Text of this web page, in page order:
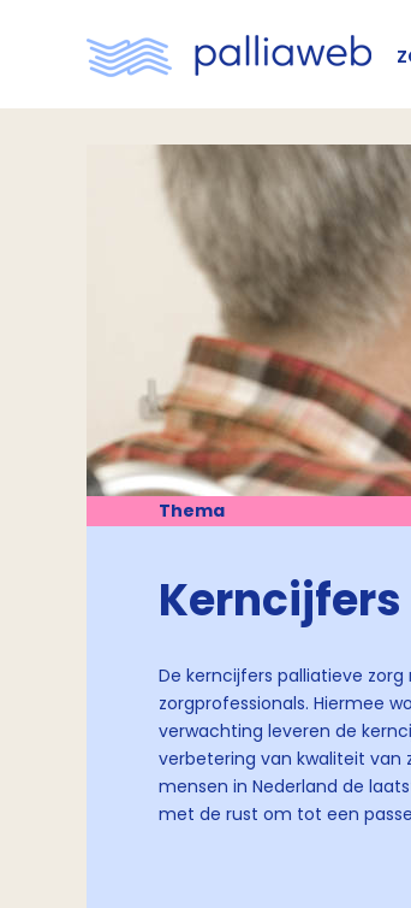
Thema
De kerncijfers palliatieve
zorgprofessionals. Hiermee
verwachting leveren de
verbetering van kwaliteit van
mensen in Nederland de
met de rust om tot een